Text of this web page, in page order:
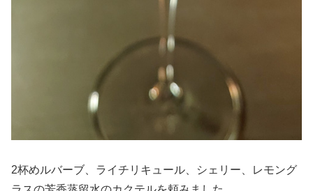
2杯めルバーブ、ライチリキュール、シェリー、レモング